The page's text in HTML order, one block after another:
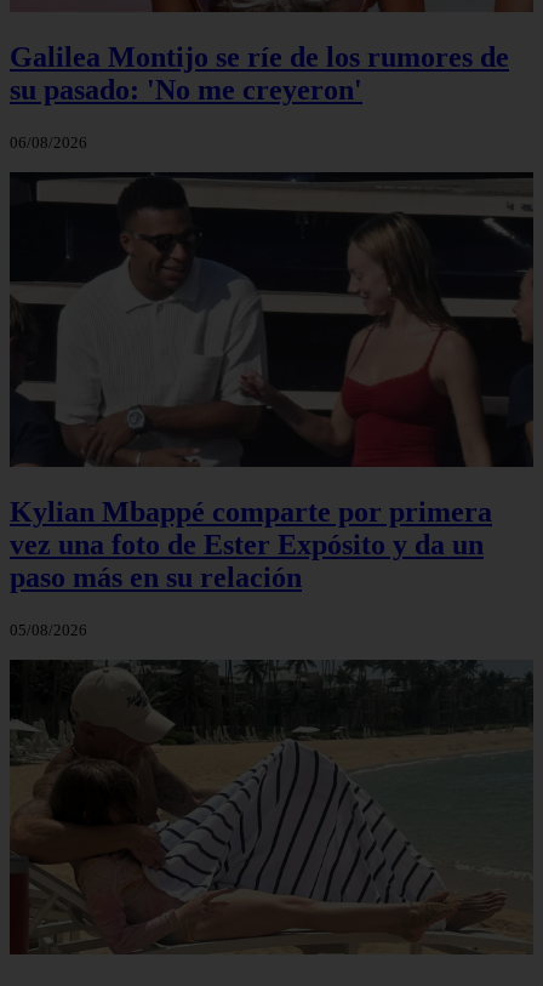
Galilea Montijo se ríe de los rumores de
su pasado: 'No me creyeron'
06/08/2026
Kylian Mbappé comparte por primera
vez una foto de Ester Expósito y da un
paso más en su relación
05/08/2026